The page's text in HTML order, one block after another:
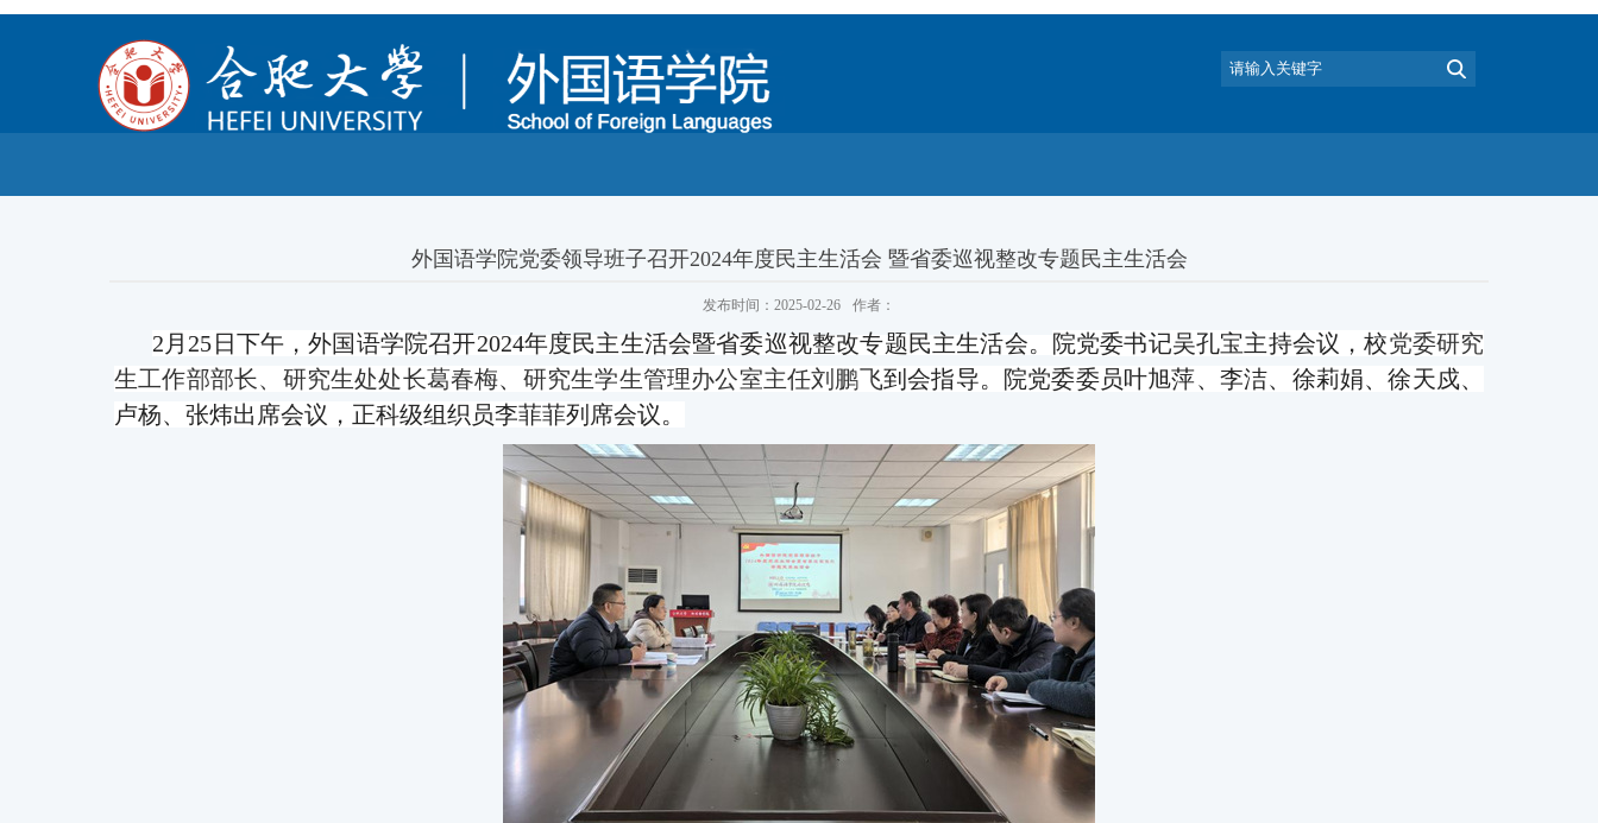
外国语学院党委领导班子召开2024年度民主生活会 暨省委巡视整改专题民主生活会
发布时间：2025-02-26 作者：
2月25 日 下午，外国语学院召开2024年度民主生活会暨省委巡视整改专题民主生活会。 院党委书记吴孔宝主持会议 ，校党委研究
生工作部部长、研究生处处长葛春梅、 研究生学生管理办公室主任刘鹏飞到会指导。 院党委委员叶旭萍、李洁、徐莉娟、徐天戍、
卢杨、张炜出席会议 ， 正科级组织员李菲菲列席会议。